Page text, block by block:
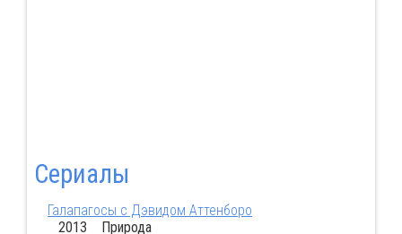
Сериалы
Галапагосы с Дэвидом Аттенборо
2013 Природа